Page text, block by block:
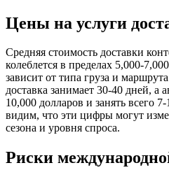
Цены на услуги
Средняя стоимость доставки
колеблется в пределах 5,000-
зависит от типа груза и
доставка занимает 30-40 дней, а
10,000 долларов и занять всего
видим, что эти цифры могут
сезона и уровня спроса.
Риски